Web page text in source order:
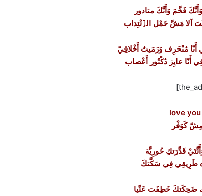
فَخَّمَ وَأَنَّكَ متادور
آلا مَشَّ حَمْل الٱِنْتِداب
أَنّا مُنْحَرِف وَرَمَيتُ أَخْلاقِيّ
أَنّا عايِز دُكْتُور أَعْصاب
كَوَفْر
قَدَّرَتكِ حُورِيَّة
طَرِيقِي فِي سَكَّتكَ
ضَحِكَتكَ خَطِفَت عَنَّيا